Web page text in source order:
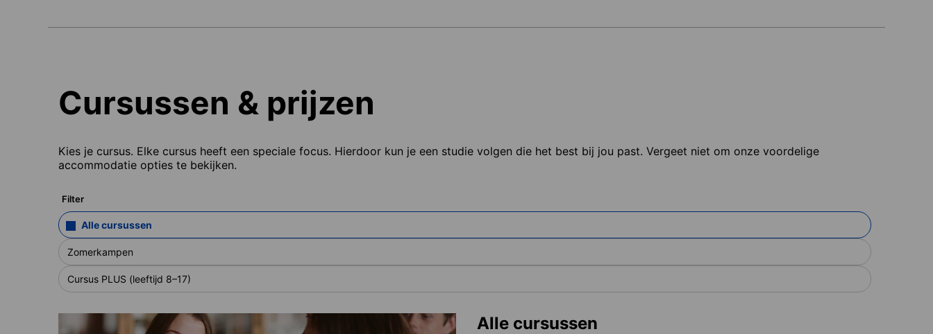
Cursussen & prijzen
Kies je cursus. Elke cursus heeft een speciale focus. Hierdoor kun je een studie volgen die het best bij jou past. Vergeet niet om onze voordelige
accommodatie opties te bekijken.
Filter
Alle cursussen
Zomerkampen
Cursus PLUS (leeftijd 8–17)
Alle cursussen